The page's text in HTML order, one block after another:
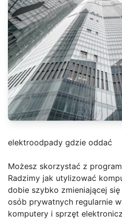
elektroodpady gdzie oddać
Możesz skorzystać z
Radzimy jak utylizować
dobie szybko zmieniającej
osób prywatnych regularnie
komputery i sprzęt